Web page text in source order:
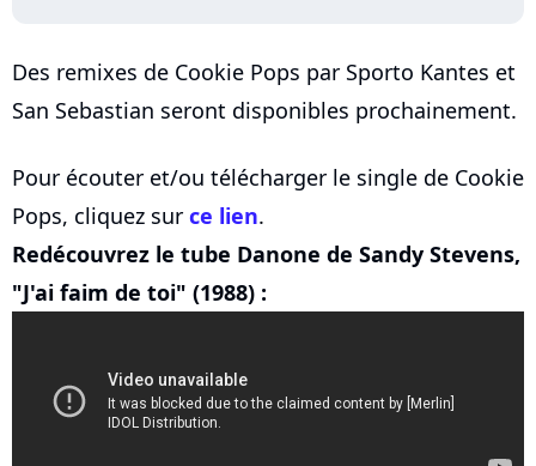
Des remixes de Cookie Pops par Sporto Kantes et
San Sebastian seront disponibles prochainement.
Pour écouter et/ou télécharger le single de Cookie
Pops, cliquez sur ce lien.
Redécouvrez le tube Danone de Sandy Stevens,
"J'ai faim de toi" (1988) :